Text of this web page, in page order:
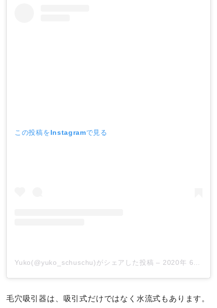
この投稿をInstagramで見る
Yuko(@yuko_schuschu)がシェアした投稿 – 2020年 6月月20日午後4時53分PDT
毛穴吸引器は、吸引式だけではなく水流式もあります。